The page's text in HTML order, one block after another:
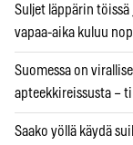
Suljet läppärin
vapaa-aika kuluu
Suomessa on
apteekkireissusta –
Saako yöllä käydä